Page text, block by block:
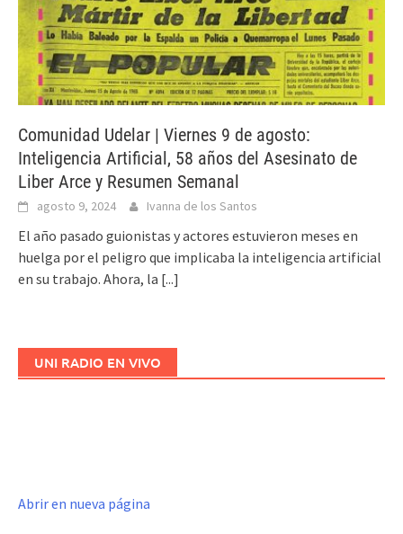
Comunidad Udelar | Viernes 9 de agosto:
Inteligencia Artificial, 58 años del Asesinato de
Liber Arce y Resumen Semanal
agosto 9, 2024 Ivanna de los Santos
El año pasado guionistas y actores estuvieron meses en
huelga por el peligro que implicaba la inteligencia artificial
en su trabajo. Ahora, la [...]
UNI RADIO EN VIVO
Abrir en nueva página